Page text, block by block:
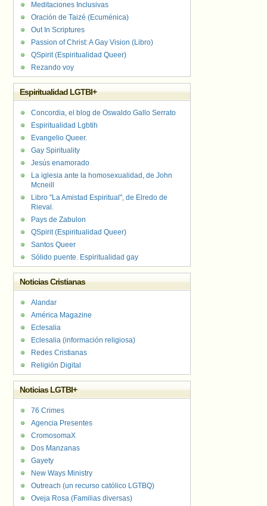
Meditaciones Inclusivas
Oración de Taizé (Ecuménica)
Out In Scriptures
Passion of Christ: A Gay Vision (Libro)
QSpirit (Espiritualidad Queer)
Rezando voy
Espiritualidad LGTBI+
Concordia, el blog de Oswaldo Gallo Serrato
Espiritualidad Lgbtih
Evangelio Queer.
Gay Spirituality
Jesús enamorado
La iglesia ante la homosexualidad, de John
Mcneill
Libro "La Amistad Espiritual", de Elredo de
Rieval.
Pays de Zabulon
QSpirit (Espiritualidad Queer)
Santos Queer
Sólido puente. Espiritualidad gay
Noticias Cristianas
Alandar
América Magazine
Eclesalia
Eclesalia (información religiosa)
Redes Cristianas
Religión Digital
Noticias LGTBI+
76 Crimes
Agencia Presentes
CromosomaX
Dos Manzanas
Gayety
New Ways Ministry
Outreach (un recurso católico LGTBQ)
Oveja Rosa (Familias diversas)